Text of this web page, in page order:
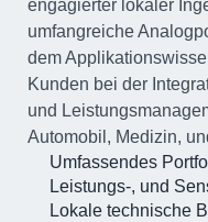
engagierter lokaler
umfangreiche
dem
Kunden bei der
und
Automobil, Medizin,
Umfassendes
Leistungs-, und
Lokale technische